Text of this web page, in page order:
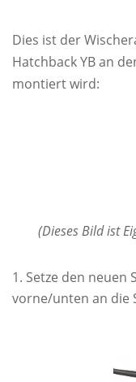
Dies ist der
Hatchback YB an
montiert wird:
(Dieses Bild ist
Setze den neuen
vorne/unten an die